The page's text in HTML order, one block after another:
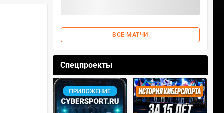
ВСЕ МАТЧИ
Спецпроекты